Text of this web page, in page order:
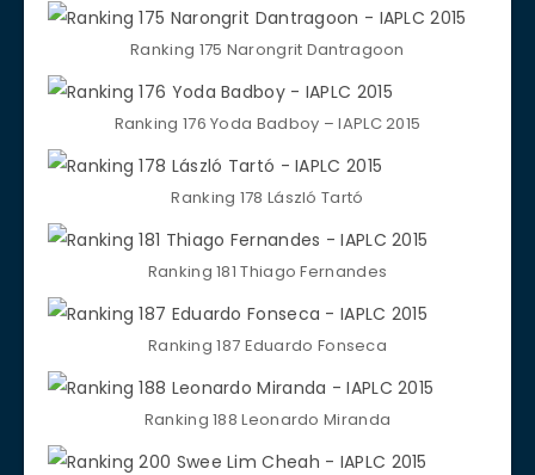
Ranking 175 Narongrit Dantragoon
Ranking 176 Yoda Badboy – IAPLC 2015
Ranking 178 László Tartó
Ranking 181 Thiago Fernandes
Ranking 187 Eduardo Fonseca
Ranking 188 Leonardo Miranda